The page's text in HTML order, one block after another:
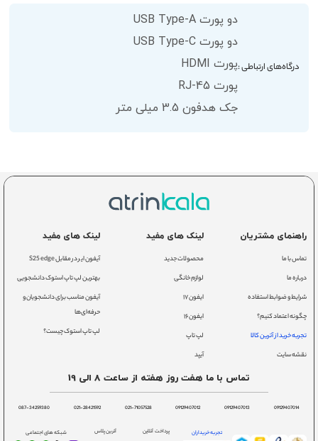
درگاه‌های ارتباطی :
دو پورت USB Type-A
دو پورت USB Type-C
پورت HDMI
پورت RJ-45
جک هدفون 3.5 میلی متر
راهنمای مشتریان
تماس با ما
درباره ما
شرایط و ضوابط استفاده
چگونه اعتماد کنیم؟
تجربه خرید از آترین کالا
نقشه سایت
لینک های مفید
محصولات جدید
لوازم خانگی
ایفون ۱۷
ایفون ۱۶
لپ تاپ
آیپد
لینک های مفید
آیفون ایر در مقابل S25 edge
بهترین لپ تاپ استوک دانشجویی
آیفون مناسب برای دانشجویان و
حرفه‌ای‌ها
لپ تاپ استوک چیست؟
تماس با ما هفت روز هفته از ساعت 8 الی 19
09129407014
09129407013
09129407012
021-71057528
021-28421592
087-34259380
تجربه خریداران پرداخت آنلاین آترین پلاس شبکه های اجتماعی